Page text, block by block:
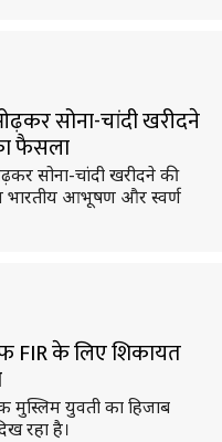
सोना-चांदी खरीदने
फैसला
सोना-चांदी खरीदने की
भारतीय आभूषण और स्वर्ण
FIR के लिए शिकायत
मुस्लिम युवती का हिजाब
रहा है।